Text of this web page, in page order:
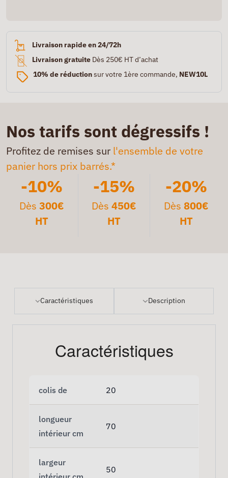
Livraison rapide en 24/72h
Livraison gratuite Dès 250€ HT d’achat
10% de réductionsur votre 1ère commande, NEW10L
Nos tarifs sont dégressifs !
Profitez de remises sur l'ensemble de votre
panier hors prix barrés.*
-10%
Dès300€
HT
-15%
Dès 450€
HT
-20%
Dès 800€
HT
Caractéristiques Description
Caractéristiques
colis de 20
longueur
intérieur cm
70
largeur
50